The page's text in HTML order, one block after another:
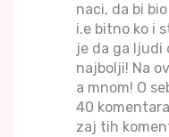
naci, da bi
i.e bitno ko i
je da ga ljudi
najbolji! Na
a mnom! O
40
zaj tih